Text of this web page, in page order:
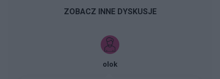
ZOBACZ INNE DYSKUSJE
olok